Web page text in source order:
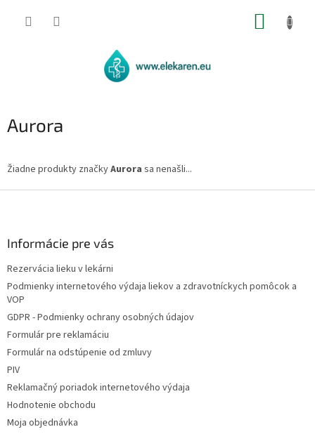
Aurora
Žiadne produkty značkyAurora sa nenašli...
Informácie pre vás
Rezervácia lieku v lekárni
Podmienky internetového výdaja liekov a zdravotníckych pomôcok a
VOP
GDPR - Podmienky ochrany osobných údajov
Formulár pre reklamáciu
Formulár na odstúpenie od zmluvy
PIV
Reklamačný poriadok internetového výdaja
Hodnotenie obchodu
Moja objednávka